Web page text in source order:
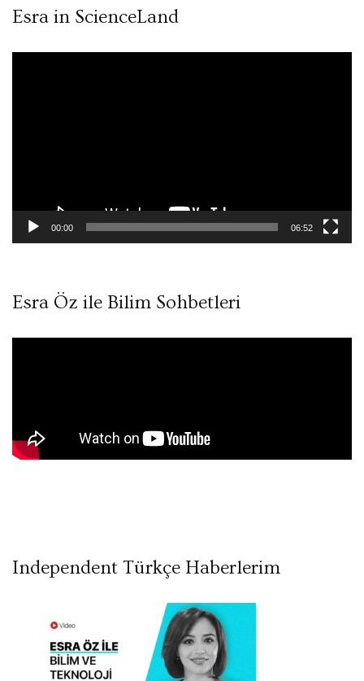
Esra in ScienceLand
00:00 06:52
Esra Öz ile Bilim Sohbetleri
Independent Türkçe Haberlerim